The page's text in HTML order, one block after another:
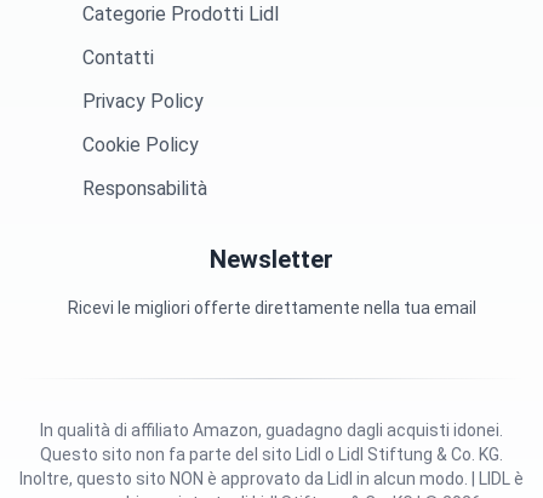
Categorie Prodotti Lidl
Contatti
Privacy Policy
Cookie Policy
Responsabilità
Newsletter
Ricevi le migliori offerte direttamente nella tua email
Questo sito non fa parte del sito Lidl o Lidl Stiftung & Co. KG.
Inoltre, questo sito NON è approvato da Lidl in alcun modo. | LIDL è
In qualità di affiliato Amazon, guadagno dagli acquisti idonei.